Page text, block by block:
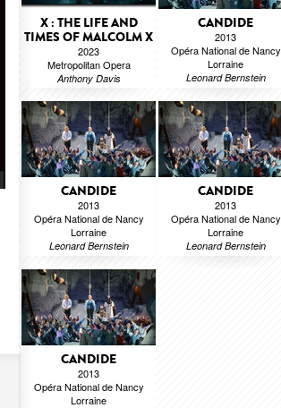
X : THE LIFE AND
TIMES OF MALCOLM X
2023
Metropolitan Opera
Anthony Davis
CANDIDE
2013
Opéra National de Nancy
Lorraine
Leonard Bernstein
CANDIDE
2013
Opéra National de Nancy
Lorraine
Leonard Bernstein
CANDIDE
2013
Opéra National de Nancy
Lorraine
Leonard Bernstein
CANDIDE
2013
Opéra National de Nancy
Lorraine